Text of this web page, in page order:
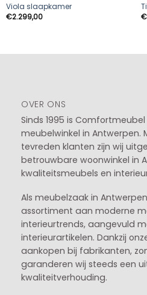
Viola slaapkamer
€2.299,00
€
OVER ONS
Sinds 1995 is
meubelwinkel in Antwerpen.
tevreden klanten zijn wij
betrouwbare woonwinkel in
kwaliteitsmeubels en
Als meubelzaak in
assortiment aan moderne
interieurtrends, aangevuld
interieurartikelen. Dankzij
aankopen bij fabrikanten,
garanderen wij steeds een
kwaliteitverhouding.